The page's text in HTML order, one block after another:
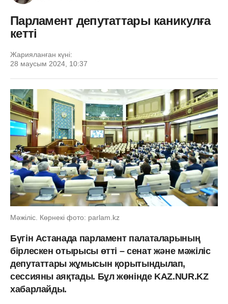
Парламент депутаттары каникулға
кетті
Жарияланған күні:
28 маусым 2024, 10:37
Мәжіліс. Көрнекі фото: parlam.kz
Бүгін Астанада парламент палаталарының
бірлескен отырысы өтті – сенат және мәжіліс
депутаттары жұмысын қорытындылап,
сессияны аяқтады. Бұл жөнінде KAZ.NUR.KZ
хабарлайды.